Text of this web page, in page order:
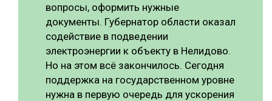
вопросы, оформить нужные
документы. Губернатор области оказал
содействие в подведении
электроэнергии к объекту в Нелидово.
Но на этом всё закончилось. Сегодня
поддержка на государственном уровне
нужна в первую очередь для ускорения